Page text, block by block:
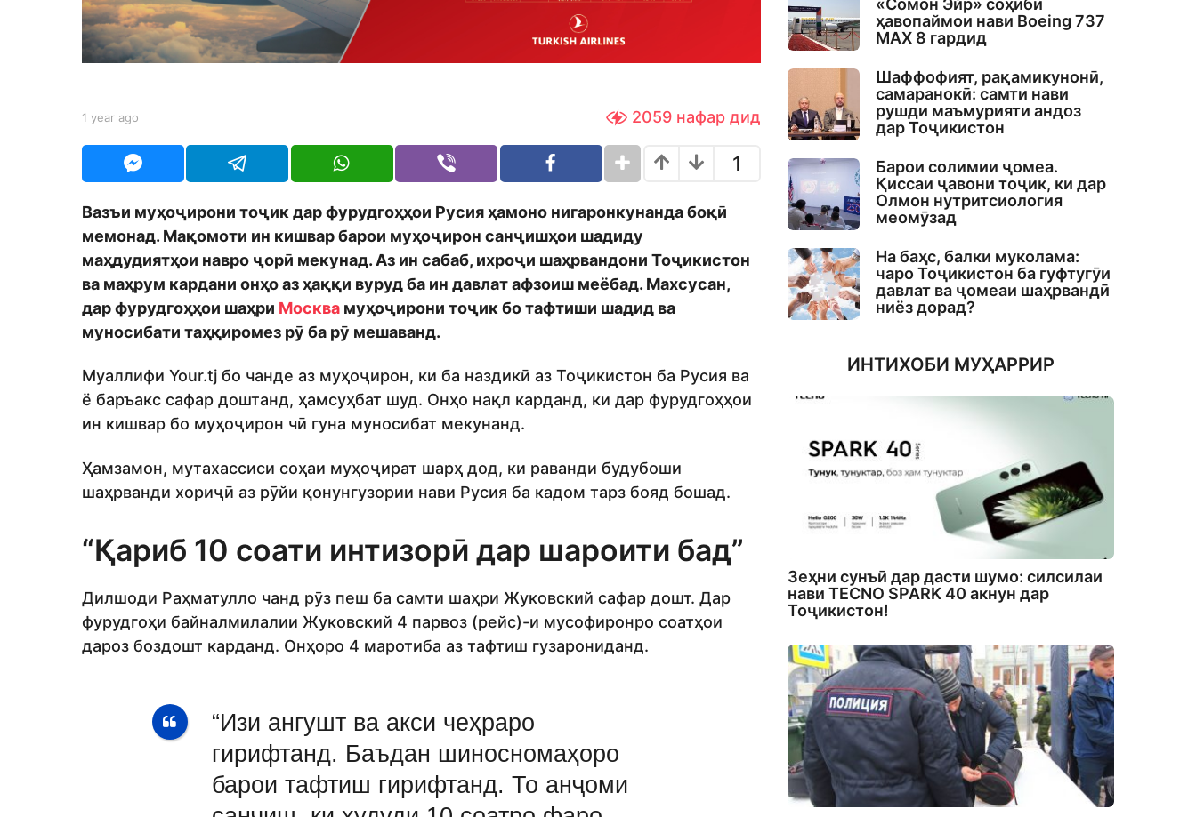
o
b
S
o
m
o
1 year ago
a
r
g
o
2059 нафар дид
1
Вазъи муҳоҷирони тоҷик дар фурудгоҳҳои Русия ҳамоно нигаронкунанда боқӣ
мемонад. Мақомоти ин кишвар барои муҳоҷирон санҷишҳои шадиду
маҳдудиятҳои навро ҷорӣ мекунад. Аз ин сабаб, ихроҷи шаҳрвандони Тоҷикистон
ва маҳрум кардани онҳо аз ҳаққи вуруд ба ин давлат афзоиш меёбад. Махсусан,
дар фурудгоҳҳои шаҳри Москва муҳоҷирони тоҷик бо тафтиши шадид ва
муносибати таҳқиромез рӯ ба рӯ мешаванд.
Муаллифи Your.tj бо чанде аз муҳоҷирон, ки ба наздикӣ аз Тоҷикистон ба Русия ва
ё баръакс сафар доштанд, ҳамсуҳбат шуд. Онҳо нақл карданд, ки дар фурудгоҳҳои
ин кишвар бо муҳоҷирон чӣ гуна муносибат мекунанд.
Ҳамзамон, мутахассиси соҳаи муҳоҷират шарҳ дод, ки раванди будубоши
шаҳрванди хориҷӣ аз рӯйи қонунгузории нави Русия ба кадом тарз бояд бошад.
“Қариб 10 соати интизорӣ дар шароити бад”
Дилшоди Раҳматулло чанд рӯз пеш ба самти шаҳри Жуковский сафар дошт. Дар
фурудгоҳи байналмилалии Жуковский 4 парвоз (рейс)-и мусофиронро соатҳои
дароз боздошт карданд. Онҳоро 4 маротиба аз тафтиш гузарониданд.
“Изи ангушт ва акси чеҳраро
гирифтанд. Баъдан шиносномаҳоро
барои тафтиш гирифтанд. То анҷоми
«Сомон Эйр» соҳиби
ҳавопаймои нави Boeing 737
MAX 8 гардид
Шаффофият, рақамикунонӣ,
самаранокӣ: самти нави
рушди маъмурияти андоз
дар Тоҷикистон
Барои солимии ҷомеа.
Қиссаи ҷавони тоҷик, ки дар
Олмон нутритсиология
меомӯзад
На баҳс, балки муколама:
чаро Тоҷикистон ба гуфтугӯи
давлат ва ҷомеаи шаҳрвандӣ
ниёз дорад?
ИНТИХОБИ МУҲАРРИР
Зеҳни сунъӣ дар дасти шумо: силсилаи
нави TECNO SPARK 40 акнун дар
Тоҷикистон!